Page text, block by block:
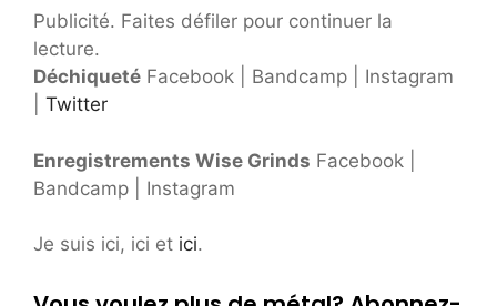
Publicité. Faites défiler pour continuer la
lecture.
Déchiqueté Facebook | Bandcamp | Instagram
Twitter
Enregistrements Wise Grinds Facebook |
Bandcamp | Instagram
Je suis ici, ici et ici.